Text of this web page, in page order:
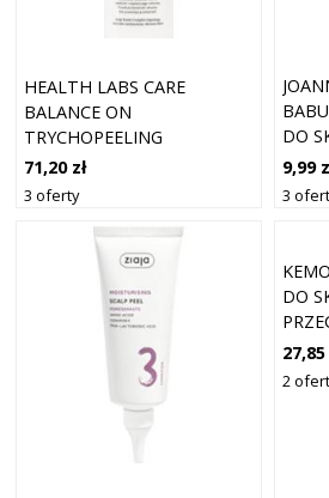
HEALTH LABS CARE
BALANCE ON
TRYCHOPEELING
OCZYSZCZAJĄCY PEELING
DO WŁOSÓW 100 ML
71,20 zł
3 oferty
DO
9,99
3
DO
200ML
27,85
2